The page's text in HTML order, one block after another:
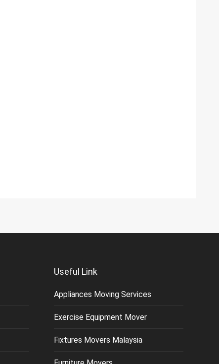
Useful Link
Appliances Moving Services
Exercise Equipment Mover
Fixtures Movers Malaysia